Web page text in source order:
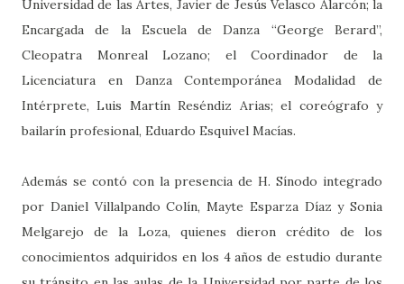
Universidad de las Artes, Javier de Jesús Velasco Alarcón; la
Encargada de la Escuela de Danza “George Berard”,
Cleopatra Monreal Lozano; el Coordinador de la
Licenciatura en Danza Contemporánea Modalidad de
Intérprete, Luis Martín Reséndiz Arias; el coreógrafo y
bailarín profesional, Eduardo Esquivel Macías.
Además se contó con la presencia de H. Sínodo integrado
por Daniel Villalpando Colín, Mayte Esparza Díaz y Sonia
Melgarejo de la Loza, quienes dieron crédito de los
conocimientos adquiridos en los 4 años de estudio durante